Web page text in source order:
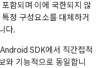
함되며 이에 국한되지 않
정 구성요소를 대체하거
다.
SDK에서 직간접적
와 기능적으로 동일합니